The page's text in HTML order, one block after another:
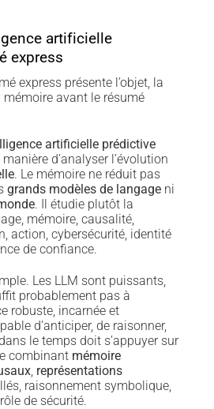
artificielle
express
express présente l’objet, la
avant le résumé
artificielle prédictive
d’analyser l’évolution
. Le mémoire ne réduit pas
grands modèles de langage ni
. Il étudie plutôt la
mémoire, causalité,
action, cybersécurité, identité
de confiance.
Les LLM sont puissants,
probablement pas à
robuste, incarnée et
d’anticiper, de raisonner,
le temps doit s’appuyer sur
combinant mémoire
représentations
raisonnement symbolique,
de sécurité.